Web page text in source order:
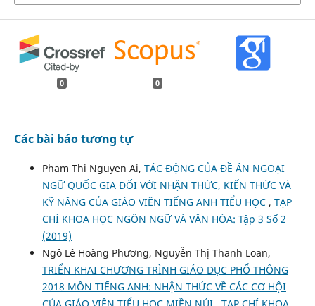
0 0
Các bài báo tương tự
Pham Thi Nguyen Ai, TÁC ĐỘNG CỦA ĐỀ ÁN NGOẠI
NGỮ QUỐC GIA ĐỐI VỚI NHẬN THỨC, KIẾN THỨC VÀ
KỸ NĂNG CỦA GIÁO VIÊN TIẾNG ANH TIỂU HỌC , TẠP
CHÍ KHOA HỌC NGÔN NGỮ VÀ VĂN HÓA: Tập 3 Số 2
(2019)
Ngô Lê Hoàng Phương, Nguyễn Thị Thanh Loan,
TRIỂN KHAI CHƯƠNG TRÌNH GIÁO DỤC PHỔ THÔNG
2018 MÔN TIẾNG ANH: NHẬN THỨC VỀ CÁC CƠ HỘI